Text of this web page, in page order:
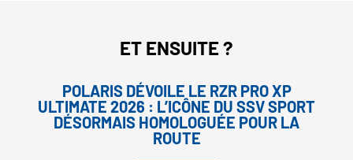
ET ENSUITE ?
POLARIS DÉVOILE LE RZR PRO XP
ULTIMATE 2026 : L’ICÔNE DU SSV SPORT
DÉSORMAIS HOMOLOGUÉE POUR LA
ROUTE